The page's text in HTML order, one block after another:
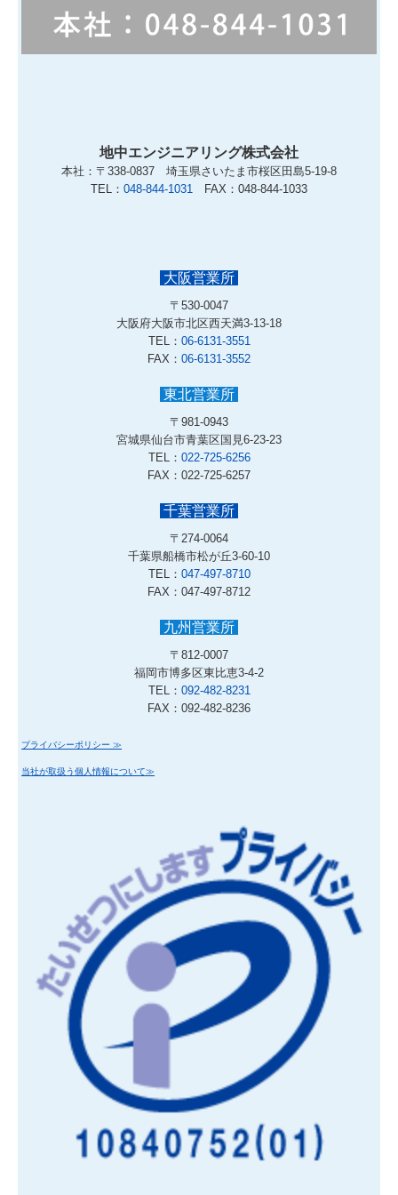
地中エンジニアリング株式会社
本社：〒338-0837 埼玉県さいたま市桜区田島5-19-8
TEL： 048-844-1031 FAX：048-844-1033
大阪営業所
〒530-0047
大阪府大阪市北区西天満3-13-18
TEL： 06-6131-3551
FAX： 06-6131-3552
東北営業所
〒981-0943
宮城県仙台市青葉区国見6-23-23
TEL： 022-725-6256
FAX：022-725-6257
千葉営業所
〒274-0064
千葉県船橋市松が丘3-60-10
TEL： 047-497-8710
FAX：047-497-8712
九州営業所
〒812-0007
福岡市博多区東比恵3-4-2
TEL： 092-482-8231
FAX：092-482-8236
プライバシーポリシー ≫
当社が取扱う個人情報について≫